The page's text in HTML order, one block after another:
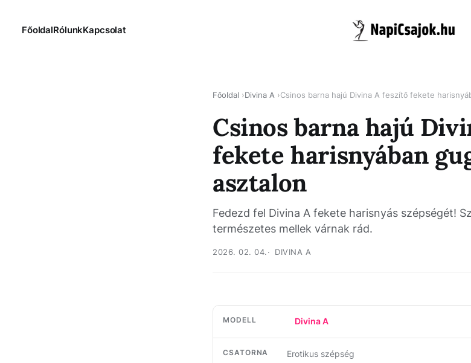
FőoldalRólunkKapcsolat
Főoldal Divina A Csinos barna hajú Divina A feszítő fekete
Csinos barna hajú
fekete harisnyában
asztalon
Fedezd fel Divina A fekete harisnyás szépségét!
természetes mellek várnak rád.
2026. 02. 04. DIVINA A
MODELL Divina A
CSATORNA Erotikus szépség